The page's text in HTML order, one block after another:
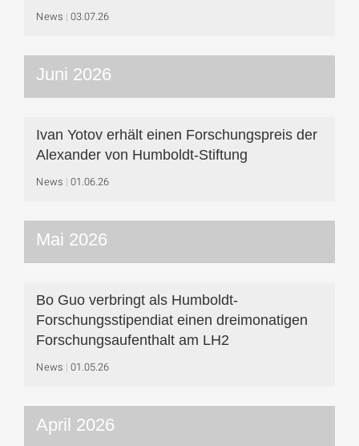
News 03.07.26
Juni 2026
Ivan Yotov erhält einen Forschungspreis der
Alexander von Humboldt-Stiftung
News 01.06.26
Mai 2026
Bo Guo verbringt als Humboldt‐
Forschungsstipendiat einen dreimonatigen
Forschungsaufenthalt am LH2
News 01.05.26
April 2026